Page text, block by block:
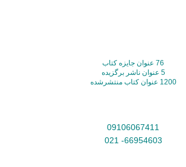
76 عنوان جایزه کتاب
5 عنوان ناشر برگزیده
1200 عنوان کتاب منتشرشده
09106067411
66954603- 021